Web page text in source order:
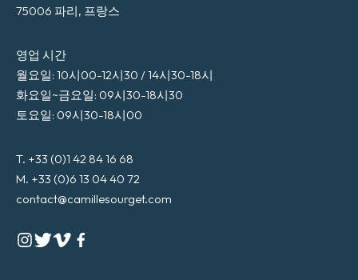
75006 파리, 프랑스
영업 시간
월요일: 10시00-12시30 / 14시30-18시
화요일~금요일: 09시30-18시30
토요일: 09시30-18시00
T. +33 (0)1 42 84 16 68
M. +33 (0)6 13 04 40 72
contact@camillesourget.com